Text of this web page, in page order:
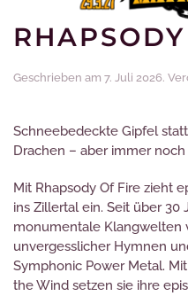
Geschrieben am 7. Juli 2026.
Schneebedeckte Gipfel
Drachen – aber immer
Mit Rhapsody Of Fire zieht
ins Zillertal ein. Seit über
monumentale Klangwelten
unvergesslicher Hymnen
Symphonic Power Metal.
the Wind setzen sie ihre